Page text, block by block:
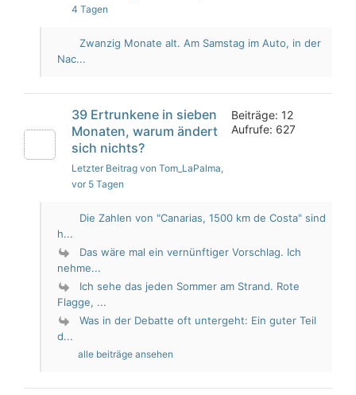
4 Tagen
Zwanzig Monate alt. Am Samstag im Auto, in der
Nac...
39 Ertrunkene in sieben
Monaten, warum ändert
sich nichts?
Letzter Beitrag von Tom_LaPalma,
vor 5 Tagen
Beiträge: 12
Aufrufe: 627
Die Zahlen von "Canarias, 1500 km de Costa" sind
h...
Das wäre mal ein vernünftiger Vorschlag. Ich
nehme...
Ich sehe das jeden Sommer am Strand. Rote
Flagge, ...
Was in der Debatte oft untergeht: Ein guter Teil
d...
alle beiträge ansehen